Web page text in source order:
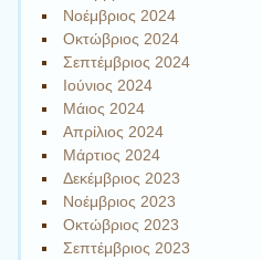
Νοέμβριος 2024
Οκτώβριος 2024
Σεπτέμβριος 2024
Ιούνιος 2024
Μάιος 2024
Απρίλιος 2024
Μάρτιος 2024
Δεκέμβριος 2023
Νοέμβριος 2023
Οκτώβριος 2023
Σεπτέμβριος 2023